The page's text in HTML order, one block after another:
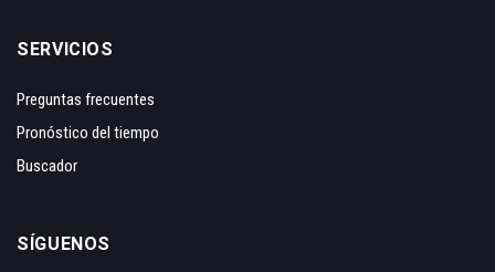
SERVICIOS
Preguntas frecuentes
Pronóstico del tiempo
Buscador
SÍGUENOS